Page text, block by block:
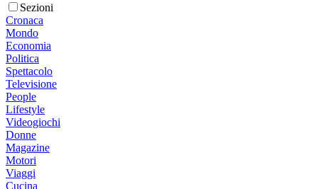
Sezioni
Cronaca
Mondo
Economia
Politica
Spettacolo
Televisione
People
Lifestyle
Videogiochi
Donne
Magazine
Motori
Viaggi
Cucina